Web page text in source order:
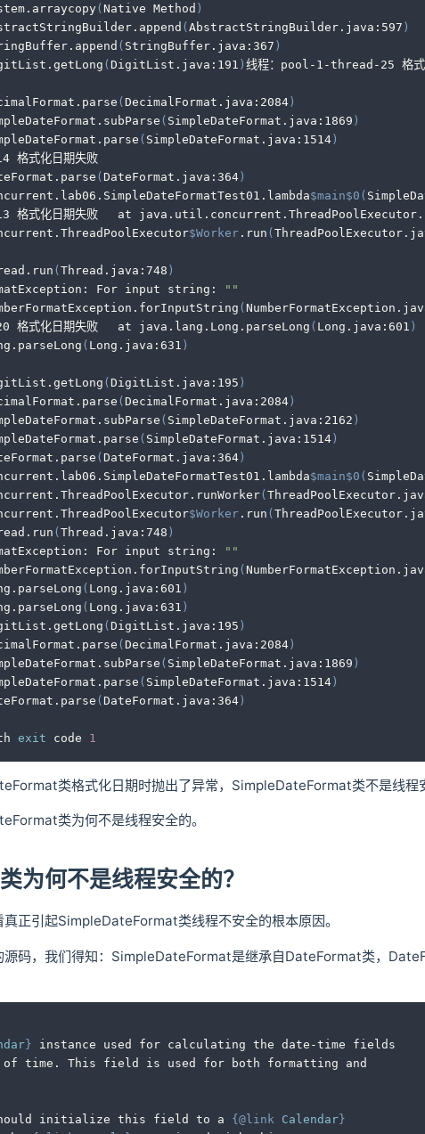
( Native Method )
( AbstractStringBuilder.java:597 )
( StringBuffer.java:367 )
( DigitList.java:191 ) 线程：pool-1-thread-25 格式
( DecimalFormat.java:2084 )
( SimpleDateFormat.java:1869 )
( SimpleDateFormat.java:1514 )
式化日期失败
( DateFormat.java:364 )
$main$0 (
线程：pool-1-thread-13 格式化日期失败	at
$Worker .run (
( Thread.java:748 )
For input string:
""
(
线程：pool-1-thread-20 格式化日期失败	at java.lang.Long.parseLong ( Long.java:601 )
( Long.java:631 )
( DigitList.java:195 )
( DecimalFormat.java:2084 )
( SimpleDateFormat.java:2162 )
( SimpleDateFormat.java:1514 )
( DateFormat.java:364 )
$main$0 (
(
$Worker .run (
( Thread.java:748 )
For input string:
""
(
( Long.java:601 )
( Long.java:631 )
( DigitList.java:195 )
( DecimalFormat.java:2084 )
( SimpleDateFormat.java:1869 )
( SimpleDateFormat.java:1514 )
( DateFormat.java:364 )
exit code 1
类格式化日期时抛出了异常，SimpleDateFormat类不是线程
类为何不是线程安全的。
为何不是线程安全的？
正引起SimpleDateFormat类线程不安全的根本原因。
码，我们得知：SimpleDateFormat是继承自DateFormat类，
} instance used for calculating the date-time fields
time. This field is used for both formatting and
should initialize this field to a { @link Calendar }